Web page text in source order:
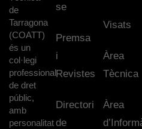
de
Tarragona
(COATT)
és un
col·legi
professional
de dret
públic,
amb
personalitat
se
Premsa
i
Revistes
Directori
de
Visats
Àrea
Tècnica
Àrea